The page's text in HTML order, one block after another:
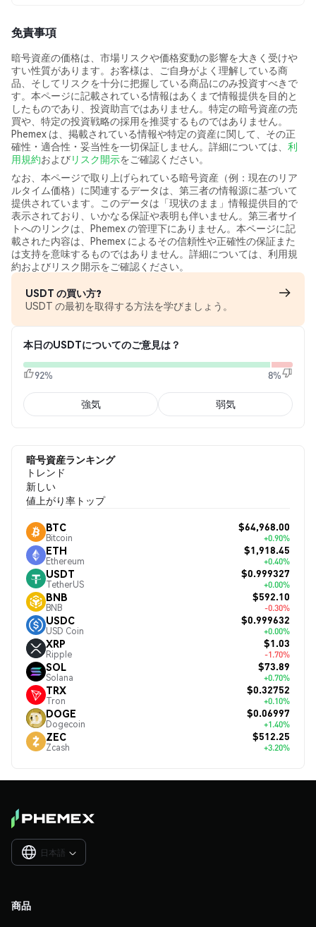
免責事項
暗号資産の価格は、市場リスクや価格変動の影響を大きく受けや
すい性質があります。お客様は、ご自身がよく理解している商
品、そしてリスクを十分に把握している商品にのみ投資すべきで
す。本ページに記載されている情報はあくまで情報提供を目的と
したものであり、投資助言ではありません。特定の暗号資産の売
買や、特定の投資戦略の採用を推奨するものではありません。
Phemex は、掲載されている情報や特定の資産に関して、その正
確性・適合性・妥当性を一切保証しません。詳細については、 利
用規約およびリスク開示をご確認ください。
なお、本ページで取り上げられている暗号資産（例：現在のリア
ルタイム価格）に関連するデータは、第三者の情報源に基づいて
提供されています。このデータは「現状のまま」情報提供目的で
表示されており、いかなる保証や表明も伴いません。第三者サイ
トへのリンクは、Phemex の管理下にありません。本ページに記
載された内容は、Phemex によるその信頼性や正確性の保証また
は支持を意味するものではありません。詳細については、利用規
約およびリスク開示をご確認ください。
USDT の買い方?
USDT の最初を取得する方法を学びましょう。
本日のUSDTについてのご意見は？
92% 8%
強気 弱気
暗号資産ランキング
トレンド
新しい
値上がり率トップ
BTC
Bitcoin
$64,968.00
+0.90%
ETH
Ethereum
$1,918.45
+0.40%
USDT
TetherUS
$0.999327
+0.00%
BNB
BNB
$592.10
-0.30%
USDC
USD Coin
$0.999632
+0.00%
XRP
Ripple
$1.03
-1.70%
SOL
Solana
$73.89
+0.70%
TRX
Tron
$0.32752
+0.10%
DOGE
Dogecoin
$0.06997
+1.40%
ZEC
Zcash
$512.25
+3.20%
日本語 
商品